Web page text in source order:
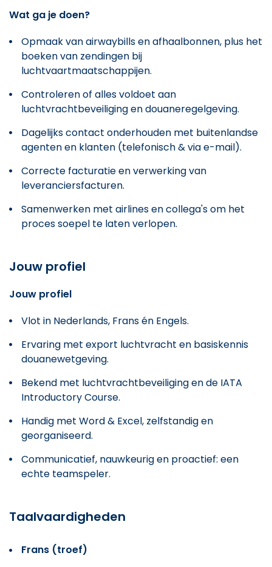
Wat ga je doen?
Opmaak van airwaybills en afhaalbonnen, plus het
boeken van zendingen bij
luchtvaartmaatschappijen.
Controleren of alles voldoet aan
luchtvrachtbeveiliging en douaneregelgeving.
Dagelijks contact onderhouden met buitenlandse
agenten en klanten (telefonisch & via e-mail).
Correcte facturatie en verwerking van
leveranciersfacturen.
Samenwerken met airlines en collega's om het
proces soepel te laten verlopen.
Jouw profiel
Jouw profiel
Vlot in Nederlands, Frans én Engels.
Ervaring met export luchtvracht en basiskennis
douanewetgeving.
Bekend met luchtvrachtbeveiliging en de IATA
Introductory Course.
Handig met Word & Excel, zelfstandig en
georganiseerd.
Communicatief, nauwkeurig en proactief: een
echte teamspeler.
Taalvaardigheden
Frans (troef)